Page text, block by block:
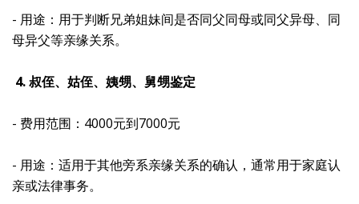
- 用途：用于判断兄弟姐妹间是否同父同母或同父异母、同
母异父等亲缘关系。
4. 叔侄、姑侄、姨甥、舅甥鉴定
- 费用范围：4000元到7000元
- 用途：适用于其他旁系亲缘关系的确认，通常用于家庭认
亲或法律事务。